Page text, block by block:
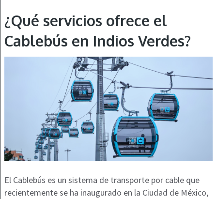
¿Qué servicios ofrece el
Cablebús en Indios Verdes?
El Cablebús es un sistema de transporte por cable que
recientemente se ha inaugurado en la Ciudad de México,